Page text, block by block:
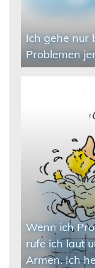
Ich gehe nur
Problemen
Wenn ich
rufe ich laut
Armen. Ich